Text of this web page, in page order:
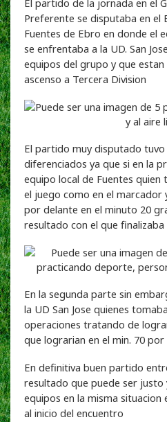
Preferente se disputaba en el
Fuentes de Ebro en donde el
se enfrentaba a la UD. San
equipos del grupo y que
ascenso a Tercera Division
El partido muy disputado
diferenciados ya que si en la
equipo local de Fuentes quien
el juego como en el marcador
por delante en el minuto 20
resultado con el que
En la segunda parte sin
la UD San Jose quienes
operaciones tratando de
que lograrian en el min. 70
En definitiva buen partido
resultado que puede ser justo
equipos en la misma situacion
al inicio del encuentro